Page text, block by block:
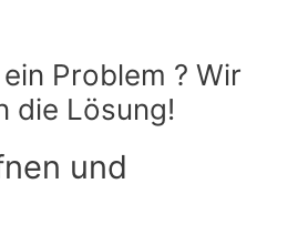
Problem ? Wir
die Lösung!
und